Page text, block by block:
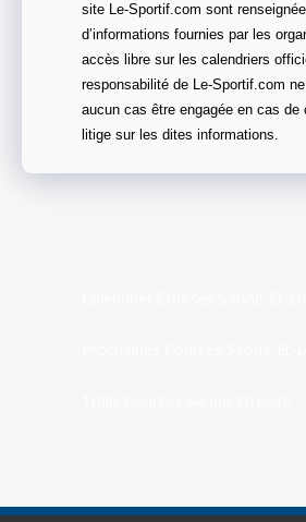
site Le-Sportif.com sont
d’informations fournies par les
accès libre sur les calendriers
responsabilité de Le-Sportif.com
aucun cas être engagée en cas de
litige sur les dites informations.